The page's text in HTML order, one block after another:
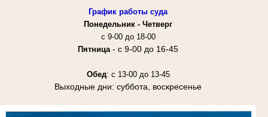
График работы суда
Понедельник - Четверг
с 9-00 до 18-00
Пятница - с 9-00 до 16-45
Обед: с 13-00 до 13-45
Выходные дни: суббота, воскресенье